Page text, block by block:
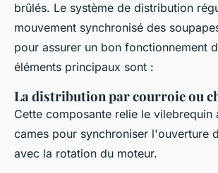
brûlés. Le système de distribution
mouvement synchronisé des
pour assurer un bon fonctionnement
éléments principaux sont :
La distribution par courroie ou
Cette composante relie le vilebrequin
cames pour synchroniser l'ouverture
avec la rotation du moteur.